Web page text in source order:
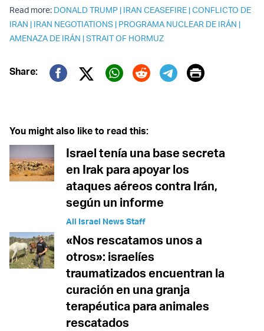
Read more: DONALD TRUMP | IRAN CEASEFIRE |CONFLICTO DE
IRAN | IRAN NEGOTIATIONS | PROGRAMA NUCLEAR DE IRÁN |
AMENAZA DE IRÁN |STRAIT OF HORMUZ
Share:
Twitter (X)
Print
You might also like to read this:
Israel tenía una base secreta
en Irak para apoyar los
ataques aéreos contra Irán,
según un informe
All Israel News Staff
«Nos rescatamos unos a
otros»: israelíes
traumatizados encuentran la
curación en una granja
terapéutica para animales
rescatados